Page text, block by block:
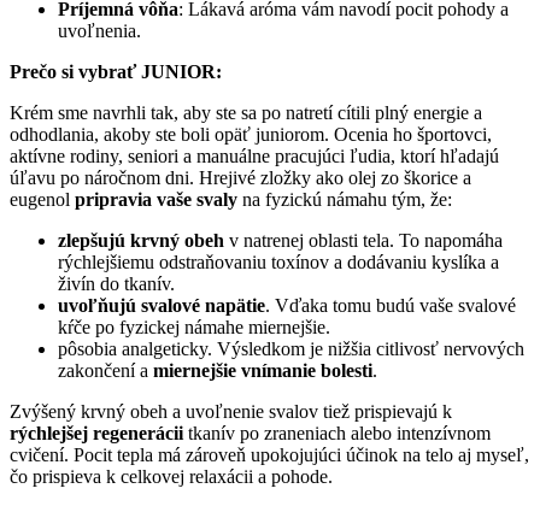
Príjemná vôňa: Lákavá aróma vám navodí pocit pohody a
uvoľnenia.
Prečo si vybrať JUNIOR:
Krém sme navrhli tak, aby ste sa po natretí cítili plný energie a
odhodlania, akoby ste boli opäť juniorom. Ocenia ho športovci,
aktívne rodiny, seniori a manuálne pracujúci ľudia, ktorí hľadajú
úľavu po náročnom dni. Hrejivé zložky ako olej zo škorice a
eugenol pripravia vaše svaly na fyzickú námahu tým, že:
zlepšujú krvný obeh v natrenej oblasti tela. To napomáha
rýchlejšiemu odstraňovaniu toxínov a dodávaniu kyslíka a
živín do tkanív.
uvoľňujú svalové napätie. Vďaka tomu budú vaše svalové
kŕče po fyzickej námahe miernejšie.
pôsobia analgeticky. Výsledkom je nižšia citlivosť nervových
zakončení a miernejšie vnímanie bolesti.
Zvýšený krvný obeh a uvoľnenie svalov tiež prispievajú k
rýchlejšej regenerácii tkanív po zraneniach alebo intenzívnom
cvičení. Pocit tepla má zároveň upokojujúci účinok na telo aj myseľ,
čo prispieva k celkovej relaxácii a pohode.